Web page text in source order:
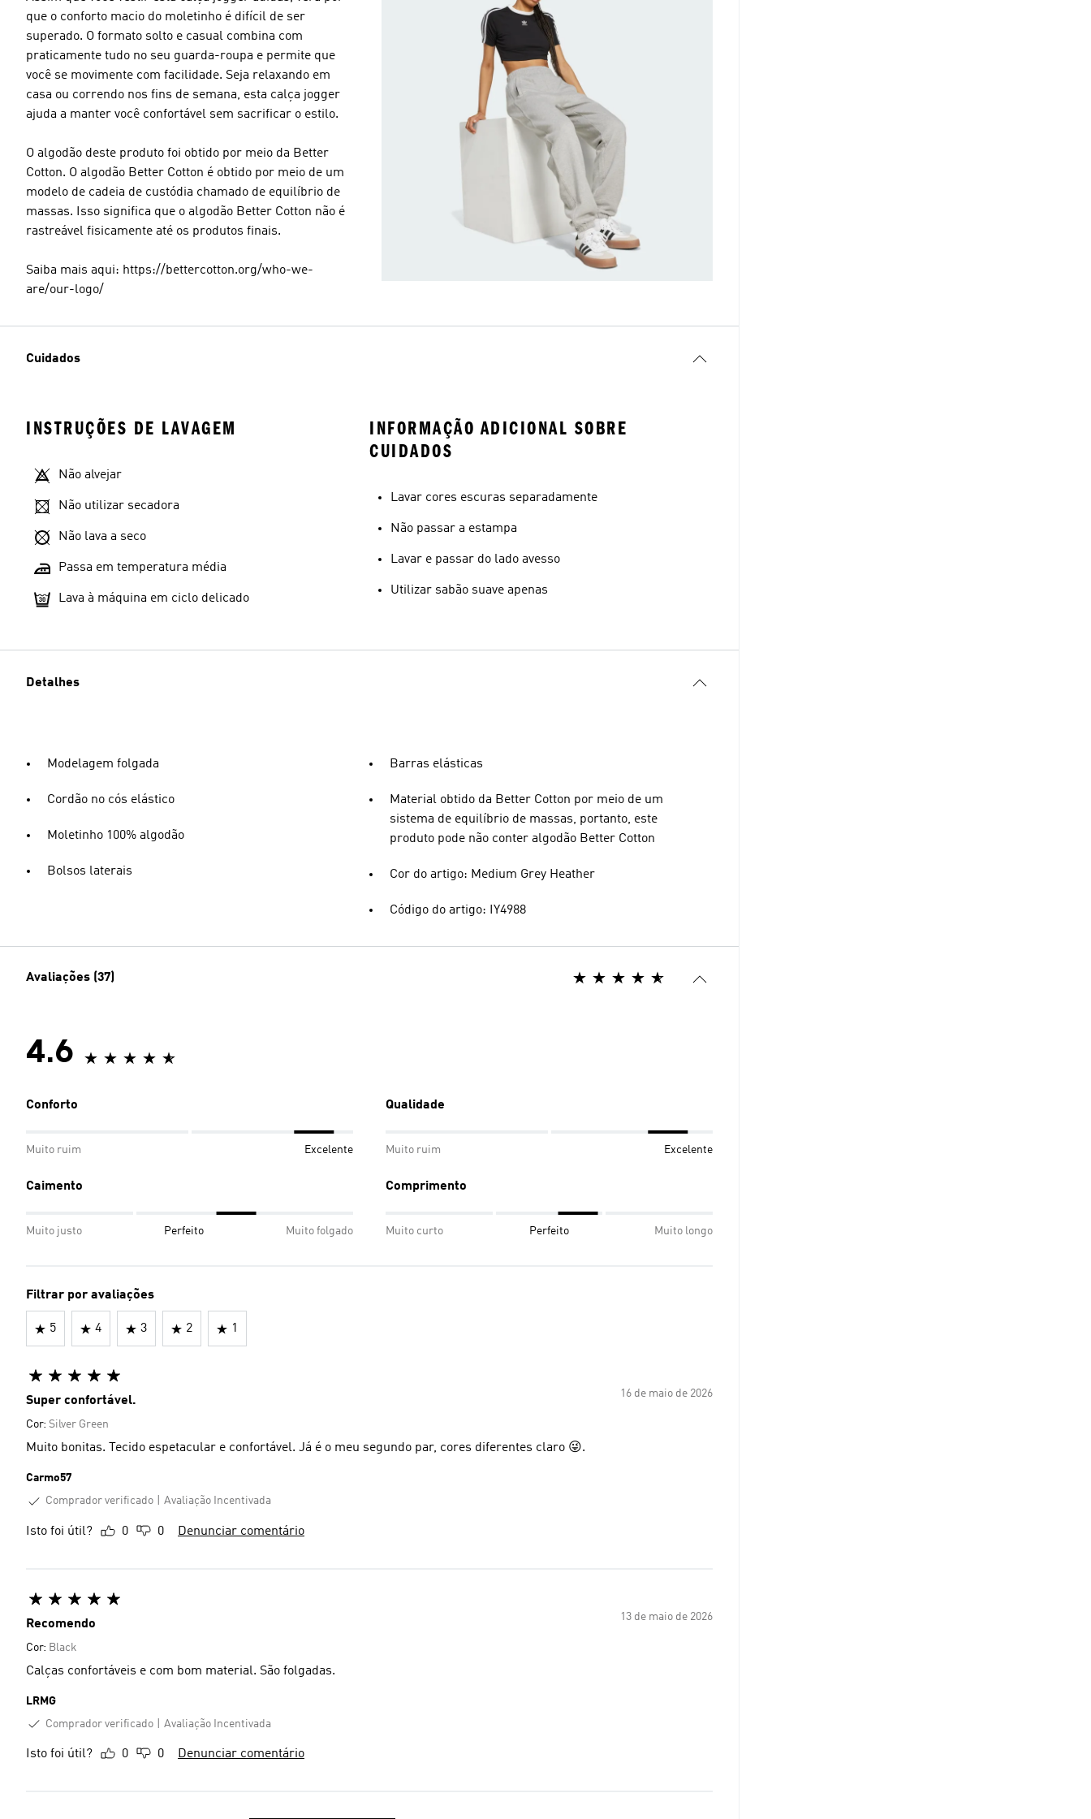
que o conforto macio do moletinho é difícil de ser
superado. O formato solto e casual combina com
praticamente tudo no seu guarda-roupa e permite que
você se movimente com facilidade. Seja relaxando em
casa ou correndo nos fins de semana, esta calça jogger
ajuda a manter você confortável sem sacrificar o estilo.
O algodão deste produto foi obtido por meio da Better
Cotton. O algodão Better Cotton é obtido por meio de um
modelo de cadeia de custódia chamado de equilíbrio de
massas. Isso significa que o algodão Better Cotton não é
rastreável fisicamente até os produtos finais.
Saiba mais aqui: https://bettercotton.org/who-we-
are/our-logo/
Cuidados
INSTRUÇÕES DE LAVAGEM
Não alvejar
Não utilizar secadora
Não lava a seco
Passa em temperatura média
Lava à máquina em ciclo delicado
INFORMAÇÃO ADICIONAL SOBRE
CUIDADOS
Lavar cores escuras separadamente
Não passar a estampa
Lavar e passar do lado avesso
Utilizar sabão suave apenas
Detalhes
Modelagem folgada
Cordão no cós elástico
Moletinho 100% algodão
Bolsos laterais
Barras elásticas
Material obtido da Better Cotton por meio de um
sistema de equilíbrio de massas, portanto, este
produto pode não conter algodão Better Cotton
Cor do artigo: Medium Grey Heather
Código do artigo: IY4988
Avaliações (37)
4.6
Conforto
Muito ruim Excelente
Qualidade
Muito ruim Excelente
Caimento
Muito justo Perfeito Muito folgado
Comprimento
Muito curto Perfeito Muito longo
Filtrar por avaliações
5 4 3 2 1
16 de maio de 2026
Super confortável.
Cor: Silver Green
Muito bonitas. Tecido espetacular e confortável. Já é o meu segundo par, cores diferentes claro 😜.
Carmo57
Comprador verificado
Avaliação Incentivada
Isto foi útil? 0 0 Denunciar comentário
13 de maio de 2026
Recomendo
Cor: Black
Calças confortáveis e com bom material. São folgadas.
LRMG
Comprador verificado
Avaliação Incentivada
Isto foi útil? 0 0 Denunciar comentário